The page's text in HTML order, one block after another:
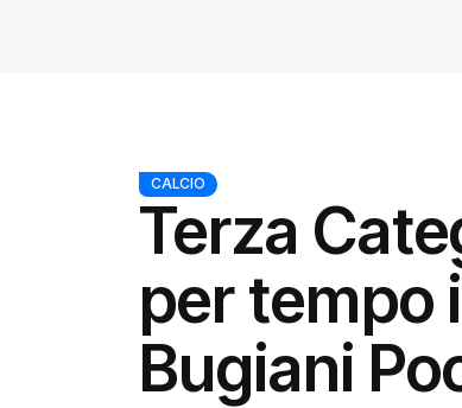
CALCIO
Terza
per tempo
Bugiani